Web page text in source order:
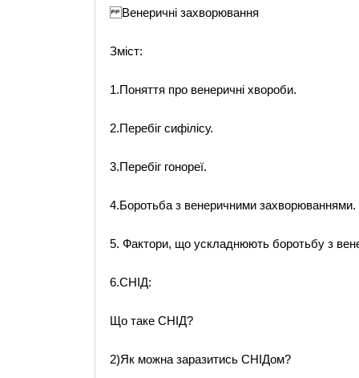
Венеричні захворювання
Зміст:
1.Поняття про венеричні хвороби.
2.Перебіг сифілісу.
3.Перебіг гонореї.
4.Боротьба з венеричними захворюваннями.
5. Фактори, що ускладнюють боротьбу з
6.СНІД:
Що таке СНІД?
2)Як можна заразитись СНІДом?